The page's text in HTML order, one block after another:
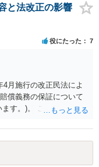
ので、そのあたりも含
合わせた方がよいと思
しないということであ
、貴方のほうで書面提
と法改正の影響
役にたった 7
月施行の改正民法によ
償義務の保証について
す。)。 この書式にサ
。